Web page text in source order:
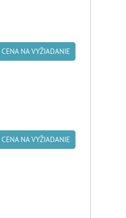
CENA NA VYŽIADANIE
CENA NA VYŽIADANIE